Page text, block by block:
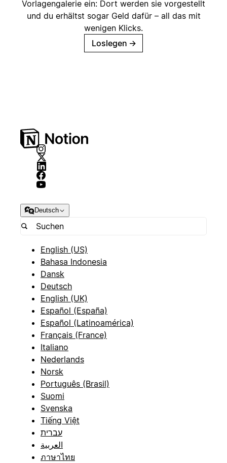
Vorlagengalerie ein: Dort werden sie vorgestellt
und du erhältst sogar Geld dafür – all das mit
wenigen Klicks.
Loslegen →
Deutsch
English (US)
Bahasa Indonesia
Dansk
Deutsch
English (UK)
Español (España)
Español (Latinoamérica)
Français (France)
Italiano
Nederlands
Norsk
Português (Brasil)
Suomi
Svenska
Tiếng Việt
עברית
العربية
ภาษาไทย